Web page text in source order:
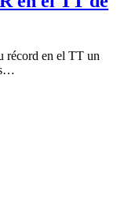
récord en el TT un